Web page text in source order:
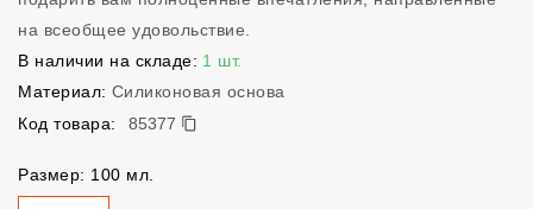
на всеобщее удовольствие.
В наличии на складе: 1 шт.
Материал: Силиконовая основа
Код товара:
85377
85377
Размер: 100 мл.